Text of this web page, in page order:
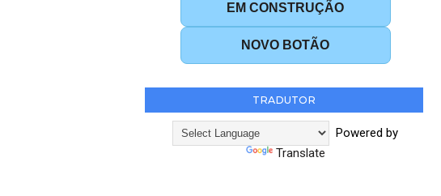
EM CONSTRUÇÃO
NOVO BOTÃO
TRADUTOR
Powered by
Translate